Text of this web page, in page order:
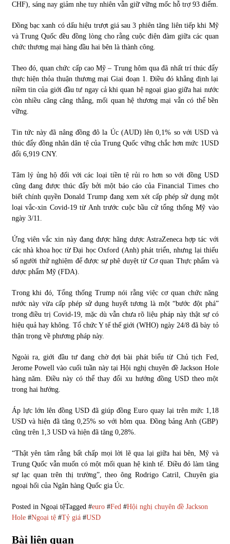
CHF), sáng nay giảm nhẹ tuy nhiên vẫn giữ vững mốc hỗ trợ 93 điểm.
Đồng bạc xanh có dấu hiệu trượt giá sau 3 phiên tăng liên tiếp khi Mỹ
và Trung Quốc đều đồng lòng cho rằng cuộc điện đàm giữa các quan
chức thương mại hàng đầu hai bên là thành công.
Theo đó, quan chức cấp cao Mỹ – Trung hôm qua đã nhất trí thúc đẩy
thực hiện thỏa thuận thương mại Giai đoạn 1. Điều đó khẳng định lại
niềm tin của giới đầu tư ngay cả khi quan hệ ngoại giao giữa hai nước
còn nhiều căng căng thẳng, mối quan hệ thương mại vẫn có thể bền
vững.
Tin tức này đã nâng đồng đô la Úc (AUD) lên 0,1% so với USD và
thúc đẩy đồng nhân dân tệ của Trung Quốc vững chắc hơn mức 1USD
đổi 6,919 CNY.
Tâm lý ủng hộ đối với các loại tiền tệ rủi ro hơn so với đồng USD
cũng đang được thúc đẩy bởi một báo cáo của Financial Times cho
biết chính quyền Donald Trump đang xem xét cấp phép sử dụng một
loại vắc-xin Covid-19 từ Anh trước cuộc bầu cử tổng thống Mỹ vào
ngày 3/11.
Ứng viên vắc xin này đang được hãng dược AstraZeneca hợp tác với
các nhà khoa học từ Đại học Oxford (Anh) phát triển, nhưng lại thiếu
số người thử nghiệm để được sự phê duyệt từ Cơ quan Thực phẩm và
dược phẩm Mỹ (FDA).
Trong khi đó, Tổng thống Trump nói rằng việc cơ quan chức năng
nước này vừa cấp phép sử dụng huyết tương là một “bước đột phá”
trong điều trị Covid-19, mặc dù vẫn chưa rõ liệu pháp này thật sự có
hiệu quả hay không. Tổ chức Y tế thế giới (WHO) ngày 24/8 đã bày tỏ
thận trọng về phương pháp này.
Ngoài ra, giới đầu tư đang chờ đợi bài phát biểu từ Chủ tịch Fed,
Jerome Powell vào cuối tuần này tại Hội nghị chuyên đề Jackson Hole
hàng năm. Điều này có thể thay đổi xu hướng đồng USD theo một
trong hai hướng.
Áp lực lớn lên đồng USD đã giúp đồng Euro quay lại trên mức 1,18
USD và hiện đã tăng 0,25% so với hôm qua. Đồng bảng Anh (GBP)
cũng trên 1,3 USD và hiện đã tăng 0,28%.
“Thật yên tâm rằng bất chấp mọi lời lẽ qua lại giữa hai bên, Mỹ và
Trung Quốc vẫn muốn có một mối quan hệ kinh tế. Điều đó làm tăng
sự lạc quan trên thị trường”, theo ông Rodrigo Catril, Chuyên gia
ngoại hối của Ngân hàng Quốc gia Úc.
Posted in Ngoại tệTagged #euro#Fed#Hội nghị chuyên đề Jackson
Hole#Ngoại tệ#Tỷ giá#USD
Bài liên quan